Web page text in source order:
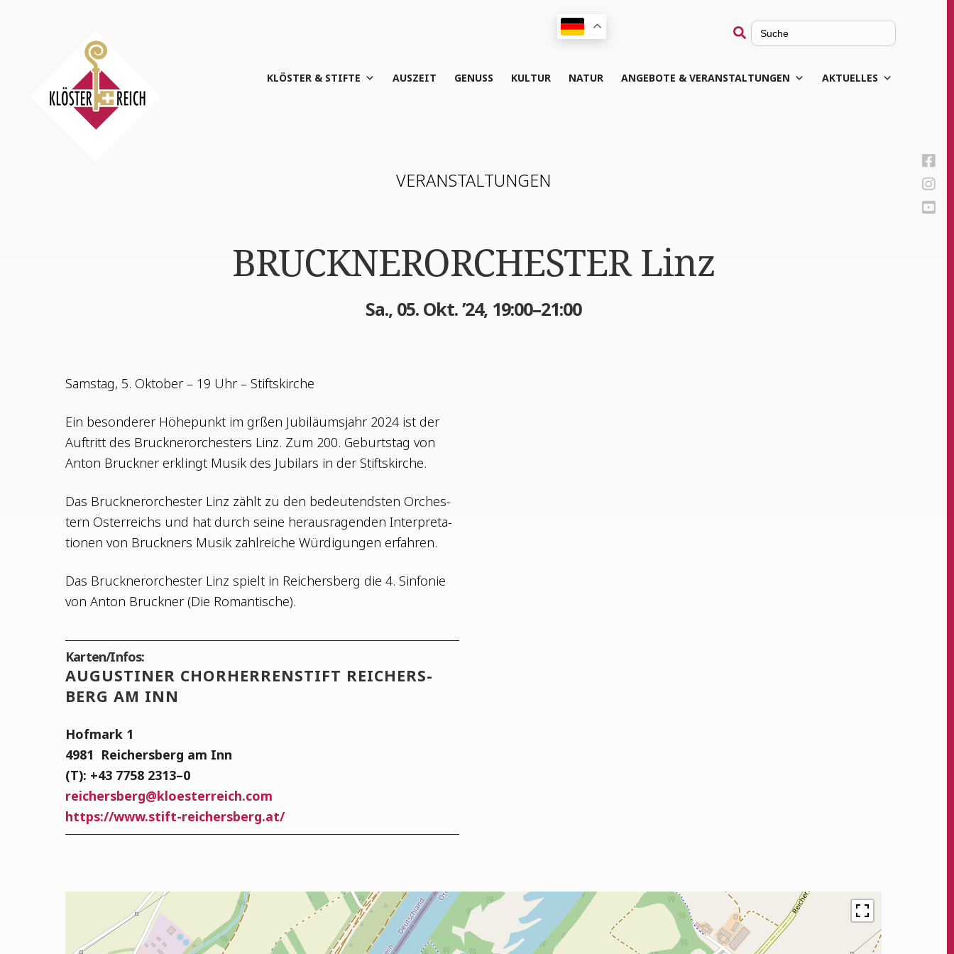
KLÖS­TER & STIFTE AUS­ZEIT GENUSS KUL­TUR NATUR ANGEBOTE & VERANSTALTUNGEN AKTUELLES
VER­AN­STAL­TUN­GEN
BRUCKNERORCHESTER Linz
Sa., 05. Okt. ’24, 19:00–21:00
Sams­tag, 5. Okto­ber – 19 Uhr – Stiftskirche
Ein beson­de­rer Höhe­punkt im grßen Jubi­lä­ums­jahr 2024 ist der
Auf­tritt des Bruck­ner­or­ches­ters Linz. Zum 200. Geburts­tag von
Anton Bruck­ner erklingt Musik des Jubi­lars in der Stiftskirche.
Das Bruck­ner­or­ches­ter Linz zählt zu den bedeu­tends­ten Orches­
tern Öster­reichs und hat durch sei­ne her­aus­ra­gen­den Inter­pre­ta­
tio­nen von Bruck­ners Musik zahl­rei­che Wür­di­gun­gen erfahren.
Das Bruck­ner­or­ches­ter Linz spielt in Rei­chers­berg die 4. Sin­fo­nie
von Anton Bruck­ner (Die Romantische).
Karten/Infos:
AUGUS­TI­NER CHOR­HER­REN­STIFT REI­CHERS­
BERG AM INN
Hof­mark 1
4981 Rei­chers­berg am Inn
(T): +43 7758 2313–0
rei­chers­berg@kloesterreich.com
https://www.stift-reichersberg.at/